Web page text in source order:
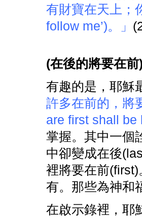
有財寶在天上；
follow me’)。」
(在後的將要在前
有趣的是，耶穌
許多在前的，將
are first shall be
掌握。其中一個
中卻變成在後
裡將要在前
有。那些為神和
在啟示錄裡，耶